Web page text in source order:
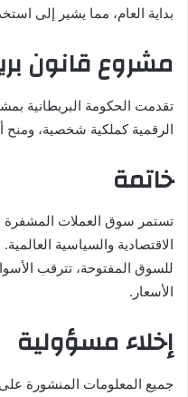
بداية العام، مما يشير إلى
مشروع قانون
تقدمت الحكومة البريطانية
الرقمية كملكية شخصية، ومنح
خاتمة
تستمر سوق العملات المشفرة
الاقتصادية والسياسية
للسوق المفتوحة، تترقب
الأسعار.
إخلاء مسؤولية
جميع المعلومات المنشورة